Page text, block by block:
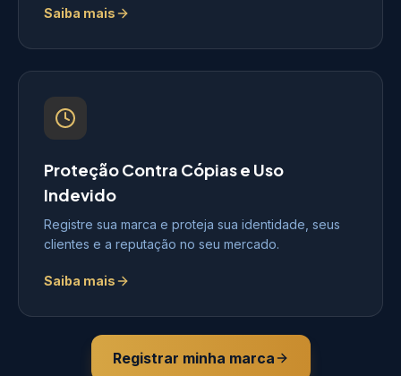
Saiba mais
Proteção Contra Cópias e Uso
Indevido
Registre sua marca e proteja sua identidade, seus
clientes e a reputação no seu mercado.
Saiba mais
Registrar minha marca